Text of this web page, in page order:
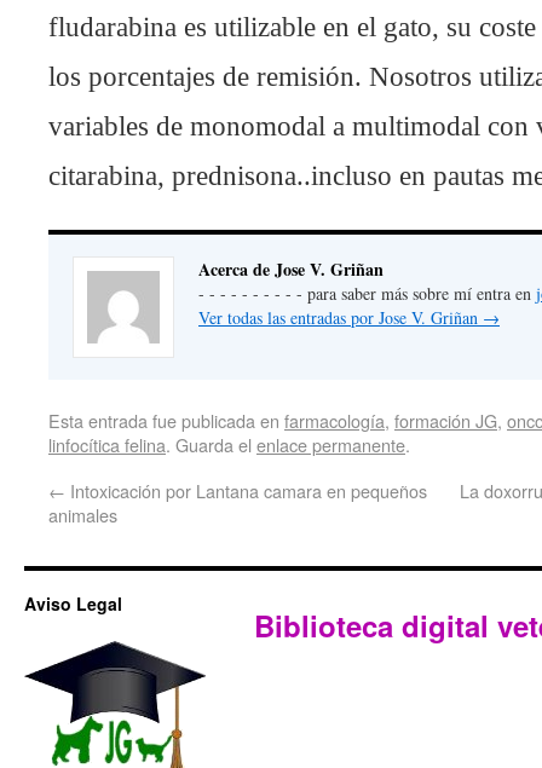
fludarabina es utilizable en el gato, su
los porcentajes de remisión. Nosotros
variables de monomodal a multimodal
citarabina, prednisona..incluso en pautas
Acerca de Jose V. Griñan
- - - - - - - - - - para saber más sobre mí entra en
Ver todas las entradas por Jose V. Griñan →
Esta entrada fue publicada en farmacología, formación JG,
linfocítica felina. Guarda el enlace permanente.
← Intoxicación por Lantana camara en pequeños
animales
La
Aviso Legal
Biblioteca digital